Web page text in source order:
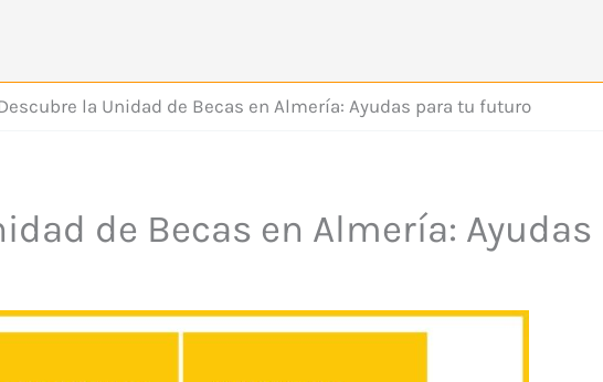
la Unidad de Becas en Almería: Ayudas para tu futuro
de Becas en Almería: Ayudas